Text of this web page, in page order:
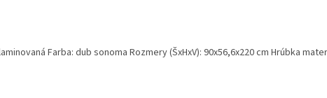
Farba: dub sonoma Rozmery (ŠxHxV): 90x56,6x220 cm Hrúbka